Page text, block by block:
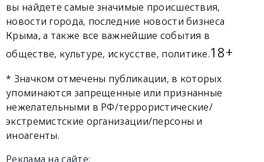
вы найдете самые значимые происшествия,
новости города, последние новости бизнеса
Крыма, а также все важнейшие события в
обществе, культуре, искусстве, политике.18+
* Значком отмечены публикации, в которых
упоминаются запрещенные или признанные
нежелательными в РФ/террористические/
экстремистские организации/персоны и
иноагенты.
Реклама на сайте: